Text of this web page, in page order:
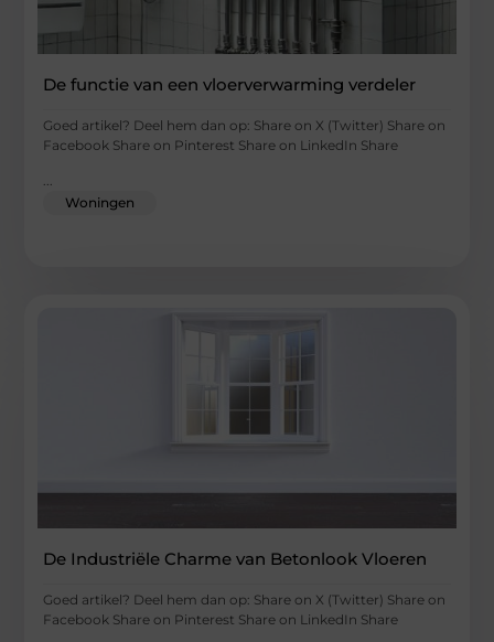
De functie van een vloerverwarming verdeler
Goed artikel? Deel hem dan op: Share on X (Twitter) Share on
Facebook Share on Pinterest Share on LinkedIn Share
...
Woningen
De Industriële Charme van Betonlook Vloeren
Goed artikel? Deel hem dan op: Share on X (Twitter) Share on
Facebook Share on Pinterest Share on LinkedIn Share